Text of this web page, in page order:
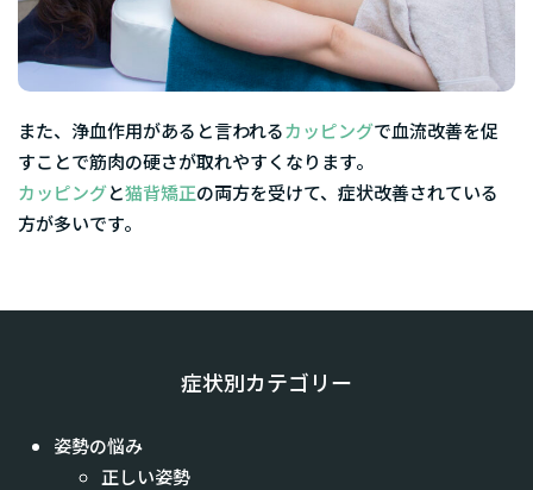
また、浄血作用があると言われるカッピングで血流改善を促
すことで筋肉の硬さが取れやすくなります。
カッピングと猫背矯正の両方を受けて、症状改善されている
方が多いです。
症状別カテゴリー
姿勢の悩み
正しい姿勢